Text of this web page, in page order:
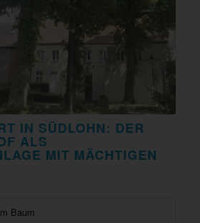
IN SÜDLOHN: DER
ALS
MIT MÄCHTIGEN
Baum